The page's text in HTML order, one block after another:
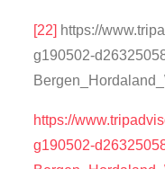
[22] https://
g190502-
https://
g190502-